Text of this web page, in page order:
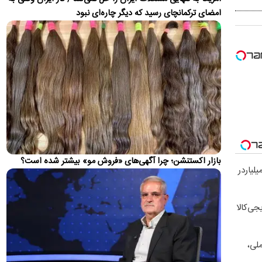
رابطه دو ستاره این تیم برمی‌گردد!
آخرین تصویر ماهواره‌ای از وضعیت دریاچه ارومیه
میزان بارندگی سال آبی جاری در حوضه آبریز دریاچه ارومیه به ۳۹۱
میلی‌متر رسیده است.
ادعای ترامپ: فعلاً با ایران «آرام و بی‌سروصدا» پیش
می‌رویم
رئیس‌جمهور آمریکا، در گفت‌وگویی مدعی شد واشنگتن در قبال ایران
رویکردی آرام و بدون تنش در پیش گرفته است. او همچنین با…
واکنش لبنان به الحاق جنوب این کشور به نقشه
اسرائیل
یک مقام لبنانی نسبت به انتشار نقشه‌ای از سوی اسرائیل که در آن
بخش‌هایی از جنوب لبنان در محدوده قلمرو اسرائیل نشان داده…
مقصد بعدی رامین؛ پرسپولیس یا... تراکتور؟
بعد از تغییر کادر مربیگری تراکتور و حضور نکونام این احتمال وجود
دارد که رامین رضاییان گزینه قرمزهای تبریز باشد.
امضای ترکمانچای رسید که دیگر چاره‌ای نبود
بازار اکستنشن؛ چرا آگهی‌های «فروش مو» بیشتر شده است؟